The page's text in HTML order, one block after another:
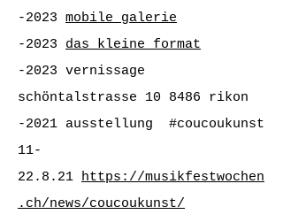
-2023 mobile galerie
-2023 das kleine format
-2023 vernissage
schöntalstrasse 10
8486 rikon
-2021 ausstellung #coucoukunst
11-
22.8.21 https://musikfestwochen
.ch/news/coucoukunst/